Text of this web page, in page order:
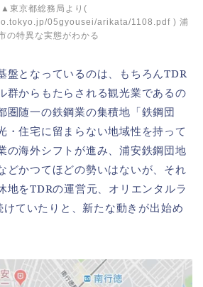
▲東京都総務局より(
05gyousei/arikata/1108.pdf ) 浦
の特異な実態がわかる
盤となっているのは、もちろんTDR
群からもたらされる観光業であるの
圏随一の鉄鋼業の集積地「鉄鋼団
・住宅に留まらない地域性を持って
の海外シフトが進み、浦安鉄鋼団地
どかつてほどの勢いはないが、それ
地をTDRの運営元、オリエンタルラ
けていたりと、新たな動きが出始め